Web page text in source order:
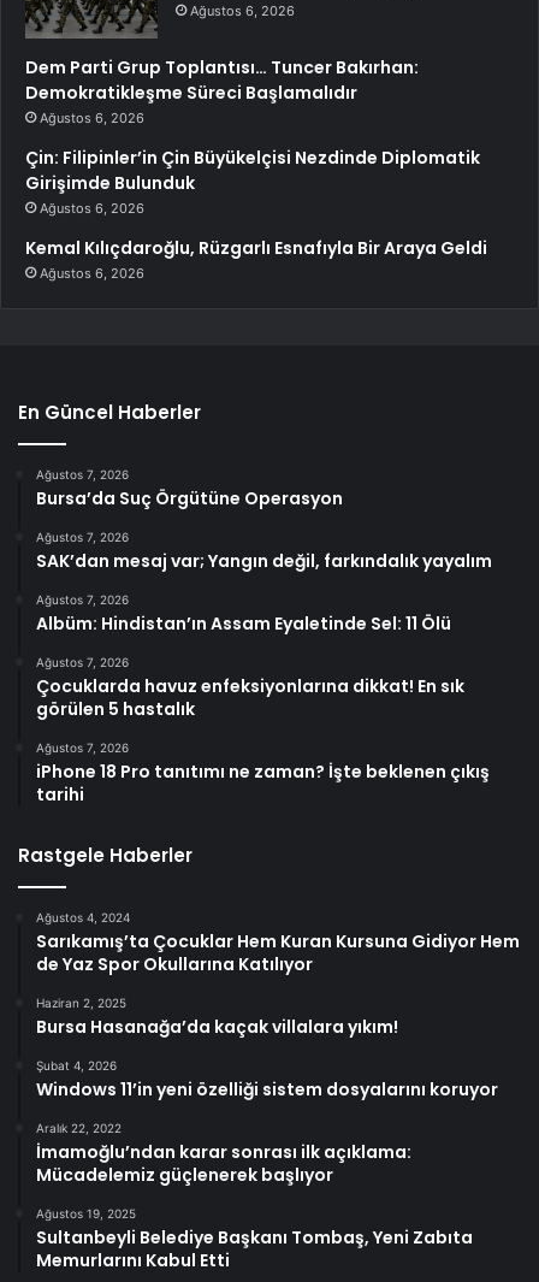
Ağustos 6, 2026
Dem Parti Grup Toplantısı… Tuncer Bakırhan:
Demokratikleşme Süreci Başlamalıdır
Ağustos 6, 2026
Çin: Filipinler’in Çin Büyükelçisi Nezdinde Diplomatik
Girişimde Bulunduk
Ağustos 6, 2026
Kemal Kılıçdaroğlu, Rüzgarlı Esnafıyla Bir Araya Geldi
Ağustos 6, 2026
En Güncel Haberler
Ağustos 7, 2026
Bursa’da Suç Örgütüne Operasyon
Ağustos 7, 2026
SAK’dan mesaj var; Yangın değil, farkındalık yayalım
Ağustos 7, 2026
Albüm: Hindistan’ın Assam Eyaletinde Sel: 11 Ölü
Ağustos 7, 2026
Çocuklarda havuz enfeksiyonlarına dikkat! En sık
görülen 5 hastalık
Ağustos 7, 2026
iPhone 18 Pro tanıtımı ne zaman? İşte beklenen çıkış
tarihi
Rastgele Haberler
Ağustos 4, 2024
Sarıkamış’ta Çocuklar Hem Kuran Kursuna Gidiyor Hem
de Yaz Spor Okullarına Katılıyor
Haziran 2, 2025
Bursa Hasanağa’da kaçak villalara yıkım!
Şubat 4, 2026
Windows 11’in yeni özelliği sistem dosyalarını koruyor
Aralık 22, 2022
İmamoğlu’ndan karar sonrası ilk açıklama:
Mücadelemiz güçlenerek başlıyor
Ağustos 19, 2025
Sultanbeyli Belediye Başkanı Tombaş, Yeni Zabıta
Memurlarını Kabul Etti